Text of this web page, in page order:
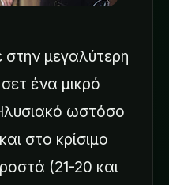
μεγαλύτερη
ένα μικρό
ωστόσο
στο κρίσιμο
(21-20 και